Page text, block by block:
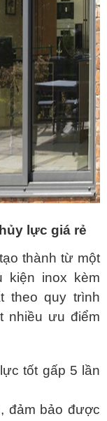
lực giá rẻ
thành từ một
kiện inox kèm
theo quy trình
nhiều ưu điểm
tốt gấp 5 lần
đảm bảo được